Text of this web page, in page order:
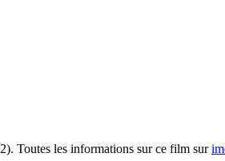
Toutes les informations sur ce film sur